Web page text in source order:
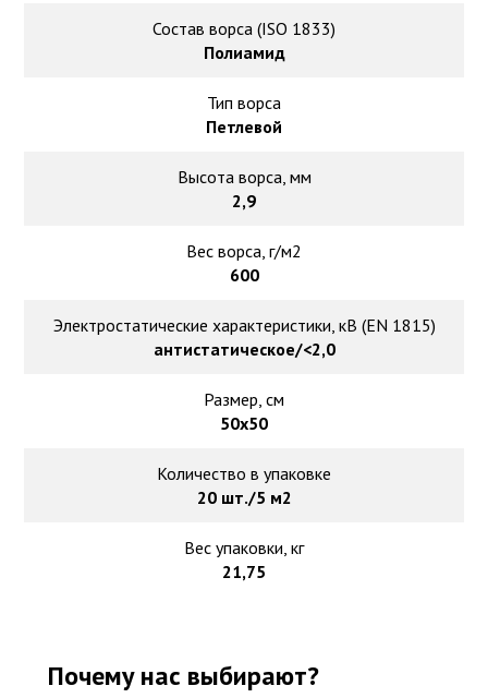
Состав ворса (ISO 1833)
Полиамид
Тип ворса
Петлевой
Высота ворса, мм
2,9
Вес ворса, г/м2
600
Электростатические характеристики, кВ (EN 1815)
антистатическое/<2,0
Размер, см
50х50
Количество в упаковке
20 шт./5 м2
Вес упаковки, кг
21,75
Почему нас выбирают?